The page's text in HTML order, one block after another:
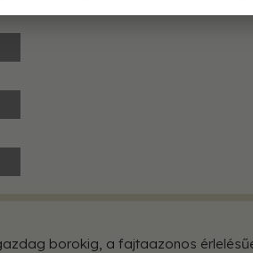
borokig, a fajtaazonos